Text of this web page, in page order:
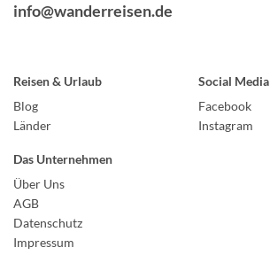
info@wanderreisen.de
Reisen & Urlaub
Blog
Länder
Social Media
Facebook
Instagram
Das Unternehmen
Über Uns
AGB
Datenschutz
Impressum